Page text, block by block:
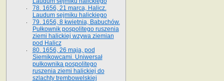
78. 1656, 21 marca, Halicz.
Laudum sejmiku halickiego
79. 1656, 8 kwietnia, Babuchów.
Pułkownik pospolitego ruszenia
ziemi halickiej wzywa ziemian
pod Halicz
80. 1656, 26 maja, pod
Siemikowcami. Uniwersał
pułkownika pospolitego
ruszenia ziemi halickiej do
szlachty trembowelskiej